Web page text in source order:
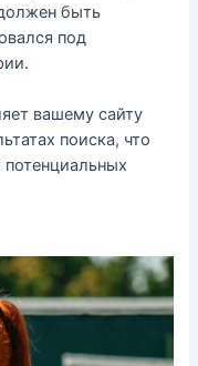
быть
под
вашему сайту
поиска, что